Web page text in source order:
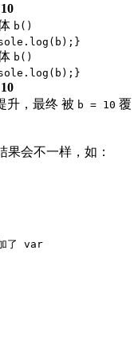
10
b()
b()
10
升，最终 被 b = 10 覆
果会不一样，如：
了 var